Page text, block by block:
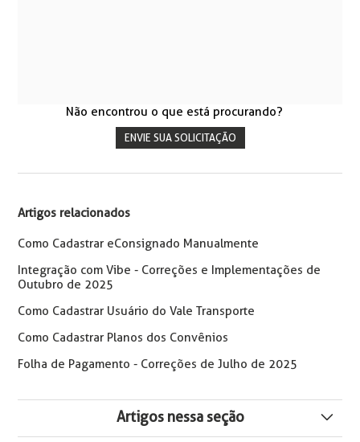
Não encontrou o que está procurando?
ENVIE SUA SOLICITAÇÃO
Artigos relacionados
Como Cadastrar eConsignado Manualmente
Integração com Vibe - Correções e Implementações de
Outubro de 2025
Como Cadastrar Usuário do Vale Transporte
Como Cadastrar Planos dos Convênios
Folha de Pagamento - Correções de Julho de 2025
Artigos nessa seção